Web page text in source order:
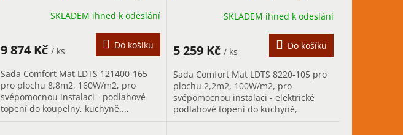
M
A
SKLADEM ihned k odeslání
9 874 Kč / ks
Do košíku
Sada Comfort Mat LDTS 121400-165
pro plochu 8,8m2, 160W/m2, pro
svépomocnou instalaci - podlahové
topení do koupelny, kuchyně...,
M
A
SKLADEM ihned k odeslání
5 259 Kč / ks
Do košíku
Sada Comfort Mat LDTS 8220-105 pro
plochu 2,2m2, 100W/m2, pro
svépomocnou instalaci - elektrické
podlahové topení do kuchyně,